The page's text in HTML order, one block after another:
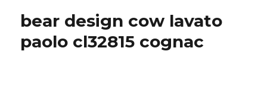
laptop
m
bear design cow lavato
paolo cl32815 cognac